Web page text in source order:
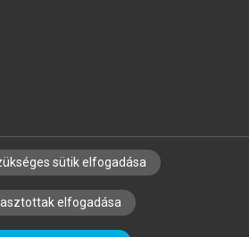
KÖNYVTÁROSOKNAK
ÉS LEKTORÁLÁSI ALAPELVEK
sütik elfogadása
elfogadása